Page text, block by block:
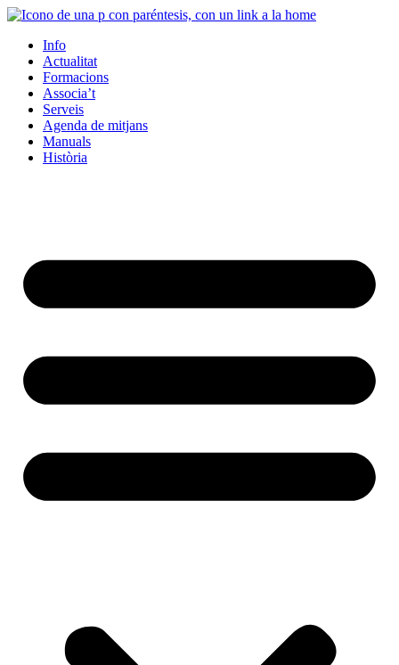
Info
Actualitat
Formacions
Associa’t
Serveis
Agenda de mitjans
Manuals
Història